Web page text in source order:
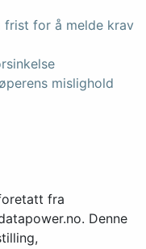
frist for å melde krav
mislighold
fra
Denne